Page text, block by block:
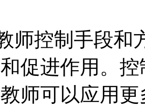
控制手段和
促进作用。
师可以应用